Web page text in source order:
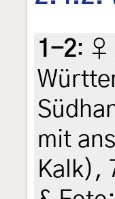
1-2: ♀
mit
Kalk),